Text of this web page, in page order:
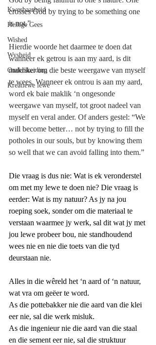
Kwesbaarheid
Heilige Gees
Wished
Wysheid
Onderskeiding
Kreatiewe lewe
crosses God by trying to be something one
is not.”
Hierdie woorde het daarmee te doen dat
wanneer ek getrou is aan my aard, is dit
makliker om die beste weergawe van myself
te wees. Wanneer ek ontrou is aan my aard,
word ek baie maklik ‘n ongesonde
weergawe van myself, tot groot nadeel van
myself en veral ander. Of anders gestel: “We
will become better… not by trying to fill the
potholes in our souls, but by knowing them
so well that we can avoid falling into them.”
Die vraag is dus nie: Wat is ek veronderstel
om met my lewe te doen nie? Die vraag is
eerder: Wat is my natuur? As jy na jou
roeping soek, sonder om die materiaal te
verstaan waarmee jy werk, sal dit wat jy met
jou lewe probeer bou, nie standhoudend
wees nie en nie die toets van die tyd
deurstaan nie.
Alles in die wêreld het ‘n aard of ‘n natuur,
wat vra om geëer te word.
As die pottebakker nie die aard van die klei
eer nie, sal die werk misluk.
As die ingenieur nie die aard van die staal
en die sement eer nie, sal die struktuur